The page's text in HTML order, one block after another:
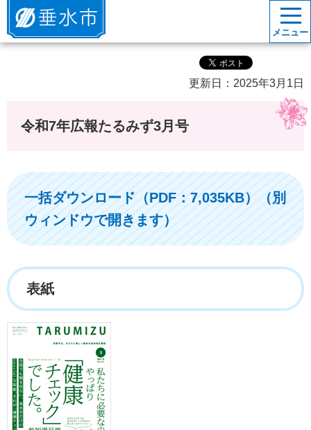
垂水市
メニュー
更新日：2025年3月1日
令和7年広報たるみず3月号
一括ダウンロード（PDF：7,035KB）（別
ウィンドウで開きます）
表紙